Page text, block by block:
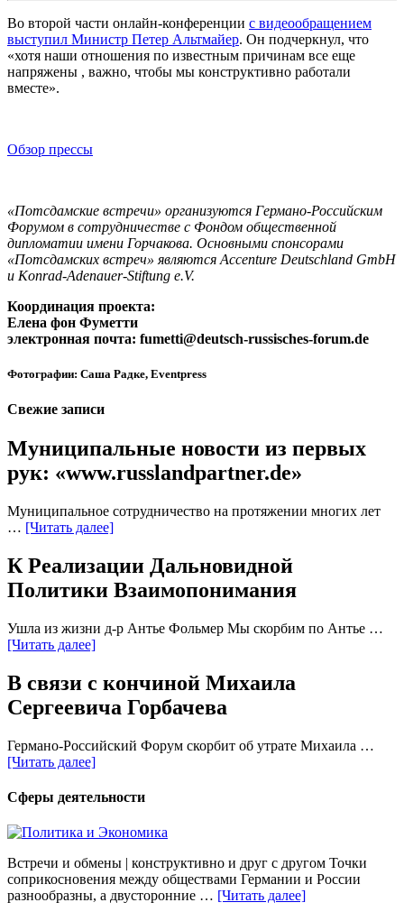
Во второй части онлайн-конференции с видеообращением
выступил Министр Петер Альтмайер. Он подчеркнул, что
«хотя наши отношения по известным причинам все еще
напряжены , важно, чтобы мы конструктивно работали
вместе».
Обзор прессы
«Потсдамские встречи» организуются Германо-Российским
Форумом в сотрудничестве с Фондом общественной
дипломатии имени Горчакова. Основными спонсорами
«Потсдамских встреч» являются Accenture Deutschland GmbH
и Konrad-Adenauer-Stiftung e.V.
Координация проекта:
Елена фон Фуметти
электронная почта: fumetti@deutsch-russisches-forum.de
Фотографии: Саша Радке, Eventpress
Свежие записи
Муниципальные новости из первых
рук: «www.russlandpartner.de»
Муниципальное сотрудничество на протяжении многих лет
… [Читать далее]
К Реализации Дальновидной
Политики Взаимопонимания
Ушла из жизни д-р Антье Фольмер Мы скорбим по Антье …
[Читать далее]
В связи с кончиной Михаила
Сергеевича Горбачева
Германо-Российский Форум скорбит об утрате Михаила …
[Читать далее]
Сферы деятельности
Встречи и обмены | конструктивно и друг с другом Точки
соприкосновения между обществами Германии и России
разнообразны, а двусторонние … [Читать далее]